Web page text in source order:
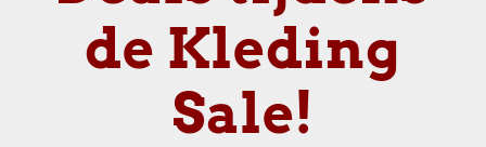
de Kleding
Sale!